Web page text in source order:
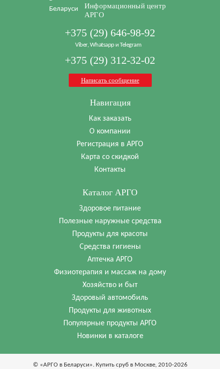
Информационный центр
АРГО
+375 (29) 646-98-92
Viber, Whatsapp и Telegram
+375 (29) 312-32-02
Написать сообщение
Навигация
Как заказать
О компании
Регистрация в АРГО
Карта со скидкой
Контакты
Каталог АРГО
Здоровое питание
Полезные наружные средства
Продукты для красоты
Средства гигиены
Аптечка АРГО
Физиотерапия и массаж на дому
Хозяйство и быт
Здоровый автомобиль
Продукты для животных
Популярные продукты АРГО
Новинки в каталоге
© «АРГО в Беларуси». Купить сруб в Москве, 2010-2026